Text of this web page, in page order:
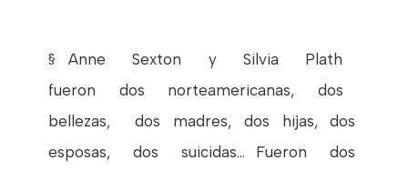
§
Anne Sexton y Silvia Plath
fueron dos norteamericanas, dos
bellezas, dos madres, dos hijas, dos
esposas, dos suicidas... Fueron dos